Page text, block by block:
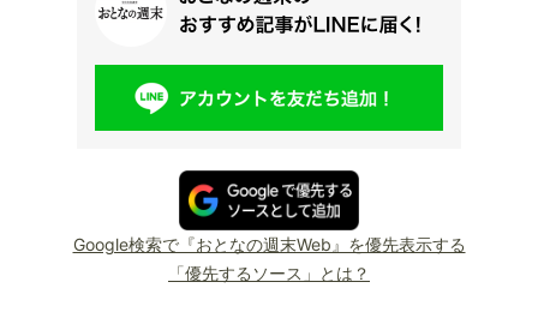
Google検索で『おとなの週末Web』を優先表示する
「優先するソース」とは？